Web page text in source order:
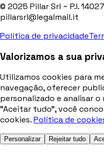
© 2025 Pillar Srl ~ P.I.
pillarsrl@legalmail.it
Política de privacidade
Valorizamos a sua
Utilizamos cookies para
navegação, oferecer
personalizado e analisar
"Aceitar tudo", você
cookies.Política de
Personalizar Rejeitar tudo